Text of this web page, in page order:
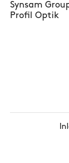
Synsam
Profil Optik